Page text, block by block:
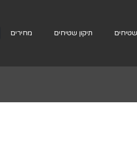
שטיחים תיקון שטיחים מחירים